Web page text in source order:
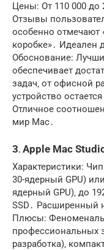
Цены: От 110 000 до
Отзывы
особенно
коробке»․ Идеален
Обоснование:
обеспечивает
задач‚ от офисной
устройство
Отличное
мир Mac․
3․ Apple Mac
Характеристики:
30-ядерный GPU)
ядерный GPU)‚ до
SSD․ Расширенный
Плюсы:
профессиональных
разработка)‚